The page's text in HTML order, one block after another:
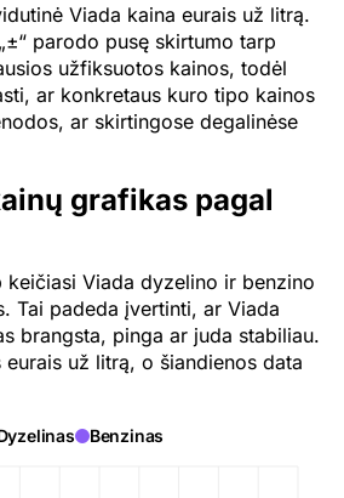
Viada kaina eurais už litrą.
parodo pusę skirtumo tarp
užfiksuotos kainos, todėl
ar konkretaus kuro tipo kainos
ar skirtingose degalinėse
grafikas pagal
keičiasi Viada dyzelino ir benzino
Tai padeda įvertinti, ar Viada
brangsta, pinga ar juda stabiliau.
už litrą, o šiandienos data
Benzinas